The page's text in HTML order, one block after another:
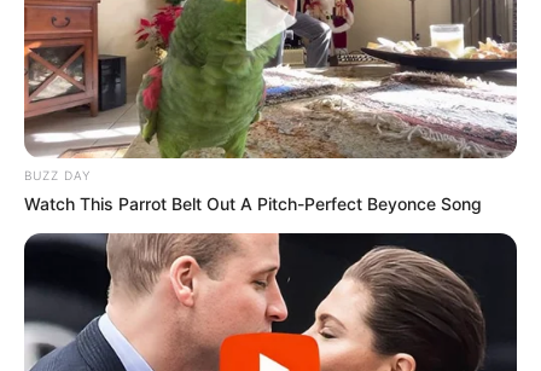
BUZZ DAY
Watch This Parrot Belt Out A Pitch-Perfect Beyonce Song